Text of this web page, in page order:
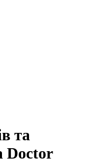
та
Doctor